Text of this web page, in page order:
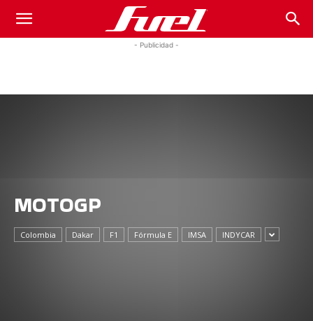
Fuel
- Publicidad -
MOTOGP
Colombia Dakar F1 Fórmula E IMSA INDYCAR